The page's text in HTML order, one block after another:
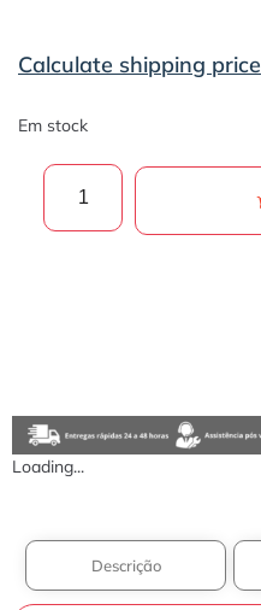
Calculate shipping price
Em stock
Loading...
Descrição